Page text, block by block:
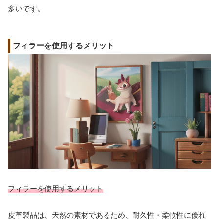
多いです。
フィラーを使用するメリット
フィラーを使用するメリット
皮革製品は、天然の素材であるため、耐久性・柔軟性に優れ